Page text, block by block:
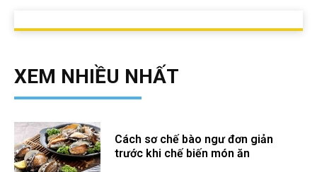
XEM NHIỀU NHẤT
Cách sơ chế bào ngư đơn giản
trước khi chế biến món ăn